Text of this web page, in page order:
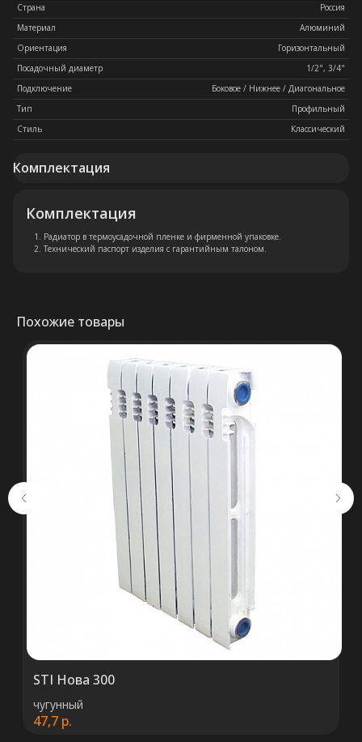
Страна
Россия
Материал
Алюминий
Ориентация
Горизонтальный
Посадочный диаметр
1/2", 3/4"
Подключение
Боковое / Нижнее / Диагональное
Тип
Профильный
Стиль
Классический
Комплектация
Комплектация
Радиатор в термоусадочной пленке и фирменной упаковке.
Технический паспорт изделия с гарантийным талоном.
Похожие товары
STI Нова 300
чугунный
47,7 р.
Остались вопросы?
Оставьте свои контакты. Наш
правильный выбор.
Консультация
+375 (29) 652 34 03
ООО «ТермоАльянс», РБ, 220062, г.
Минск пр-т Победителей 131, оф.68 УНП
692071529, р/с BY38 ALFA 3012 2327
5000 2027 0000, в ЗАО «Альфа-Банк»,
код ALFABY2X, 220013 г. Минск, ул.
Сурганова, 43-47